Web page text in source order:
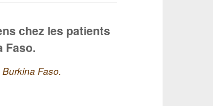
chez les patients
Faso.
Faso.